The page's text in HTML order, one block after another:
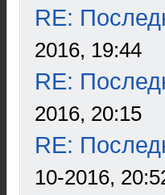
RE:
2016, 19:44
RE:
2016, 20:15
RE:
10-2016,